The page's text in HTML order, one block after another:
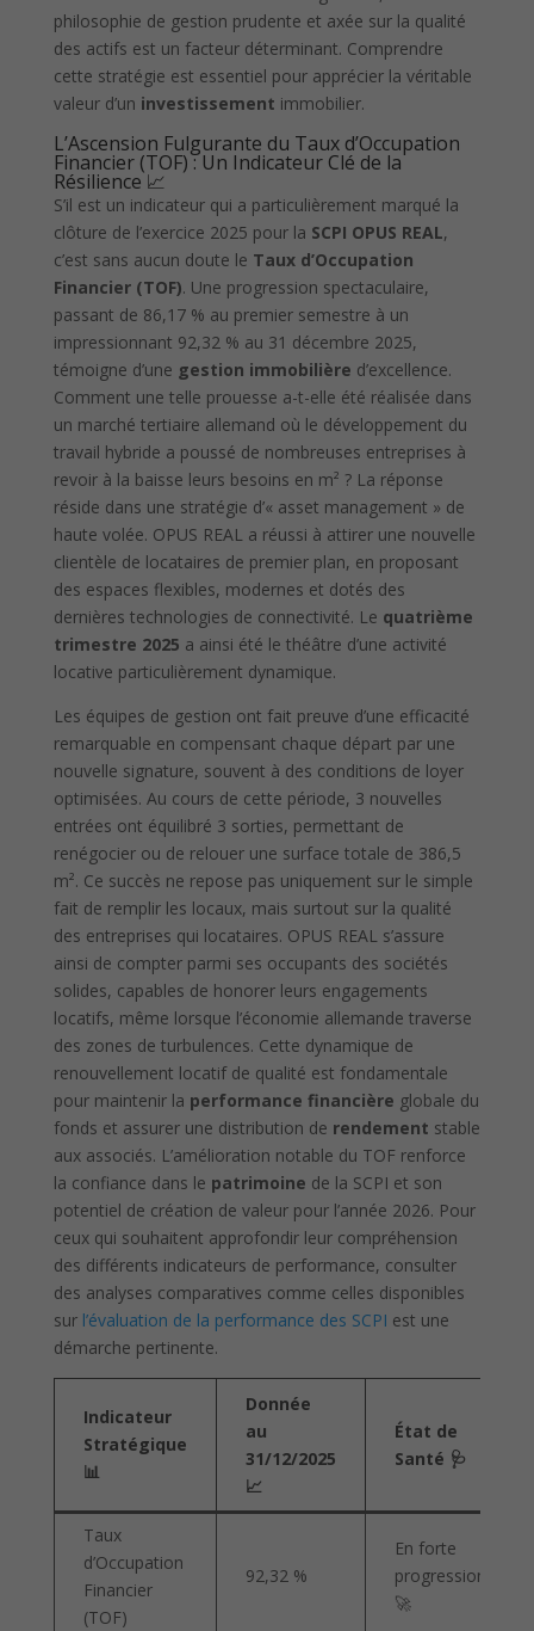
philosophie de gestion prudente et axée sur la qualité
des actifs est un facteur déterminant. Comprendre
cette stratégie est essentiel pour apprécier la véritable
valeur d’un investissement immobilier.
L’Ascension Fulgurante du Taux d’Occupation
Financier (TOF) : Un Indicateur Clé de la
Résilience 📈
S’il est un indicateur qui a particulièrement marqué la
clôture de l’exercice 2025 pour la SCPI OPUS REAL,
c’est sans aucun doute le Taux d’Occupation
Financier (TOF). Une progression spectaculaire,
passant de 86,17 % au premier semestre à un
impressionnant 92,32 % au 31 décembre 2025,
témoigne d’une gestion immobilière d’excellence.
Comment une telle prouesse a-t-elle été réalisée dans
un marché tertiaire allemand où le développement du
travail hybride a poussé de nombreuses entreprises à
revoir à la baisse leurs besoins en m² ? La réponse
réside dans une stratégie d’« asset management » de
haute volée. OPUS REAL a réussi à attirer une nouvelle
clientèle de locataires de premier plan, en proposant
des espaces flexibles, modernes et dotés des
dernières technologies de connectivité. Le quatrième
trimestre 2025 a ainsi été le théâtre d’une activité
locative particulièrement dynamique.
Les équipes de gestion ont fait preuve d’une efficacité
remarquable en compensant chaque départ par une
nouvelle signature, souvent à des conditions de loyer
optimisées. Au cours de cette période, 3 nouvelles
entrées ont équilibré 3 sorties, permettant de
renégocier ou de relouer une surface totale de 386,5
m². Ce succès ne repose pas uniquement sur le simple
fait de remplir les locaux, mais surtout sur la qualité
des entreprises qui locataires. OPUS REAL s’assure
ainsi de compter parmi ses occupants des sociétés
solides, capables de honorer leurs engagements
locatifs, même lorsque l’économie allemande traverse
des zones de turbulences. Cette dynamique de
renouvellement locatif de qualité est fondamentale
pour maintenir la performance financière globale du
fonds et assurer une distribution de rendement stable
aux associés. L’amélioration notable du TOF renforce
la confiance dans le patrimoine de la SCPI et son
potentiel de création de valeur pour l’année 2026. Pour
ceux qui souhaitent approfondir leur compréhension
des différents indicateurs de performance, consulter
des analyses comparatives comme celles disponibles
sur l’évaluation de la performance des SCPI est une
démarche pertinente.
Indicateur
Stratégique
📊
Donnée
au
31/12/2025
📈
État de
Santé 🩺
Taux
d’Occupation
Financier
(TOF)
92,32 %
En forte
progression
🚀